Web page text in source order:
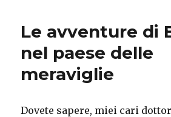
Le avventure di
nel paese delle
meraviglie
Dovete sapere, miei cari